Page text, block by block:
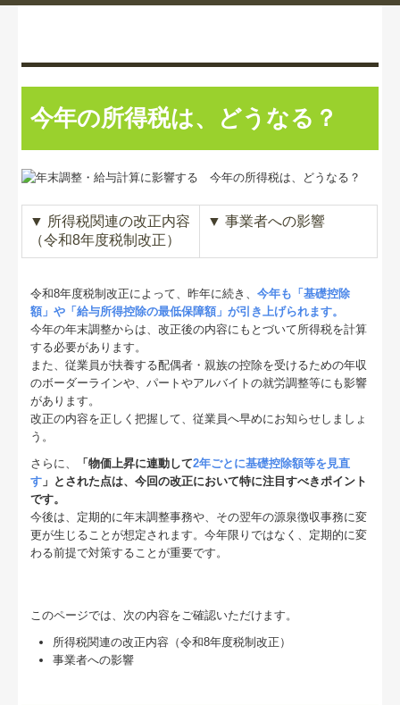
今年の所得税は、どうなる？
▼ 所得税関連の改正内容
（令和8年度税制改正）
▼事業者への影響
令和8年度税制改正によって、昨年に続き、今年も「基礎控除
額」や「給与所得控除の最低保障額」が引き上げられます。
今年の年末調整からは、改正後の内容にもとづいて所得税を計算
する必要があります。
また、従業員が扶養する配偶者・親族の控除を受けるための年収
のボーダーラインや、パートやアルバイトの就労調整等にも影響
があります。
改正の内容を正しく把握して、従業員へ早めにお知らせしましょ
う。
さらに、
「物価上昇に連動して2年ごとに基礎控除額等を見直
す 」とされた点は、今回の改正において特に注目すべきポイント
です。
今後は、定期的に年末調整事務や、その翌年の源泉徴収事務に変
更が生じることが想定されます。今年限りではなく、定期的に変
わる前提で対策することが重要です。
このページでは、次の内容をご確認いただけます。
所得税関連の改正内容（令和8年度税制改正）
事業者への影響